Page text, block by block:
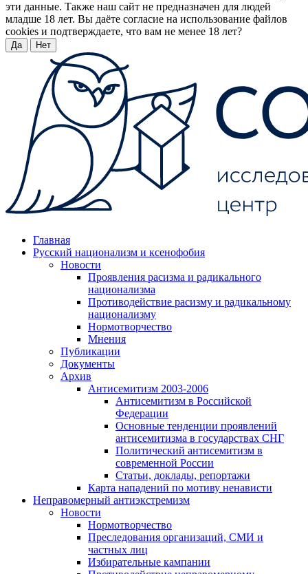
эти данные. Также наш сайт не предназначен для людей
младше 18 лет. Вы даёте согласие на использование файлов
cookies и подтверждаете, что вам не менее 18 лет?
Да Нет
Главная
Русский национализм и ксенофобия
Новости
Проявления расизма и радикального
национализма
Противодействие расизму и радикальному
национализму
Нормотворчество
Мнения
Публикации
Документы
Архив
Антисемитизм 2003-2006
Антисемитизм в Российской
Федерации
Основные тенденции проявлений
антисемитизма в государствах СНГ
Политический антисемитизм в
современной России
Статьи, доклады, репортажи
Карта нападений по мотиву ненависти
Неправомерный антиэкстремизм
Новости
Нормотворчество
Преследования организаций, СМИ и
частных лиц
Избирательные кампании